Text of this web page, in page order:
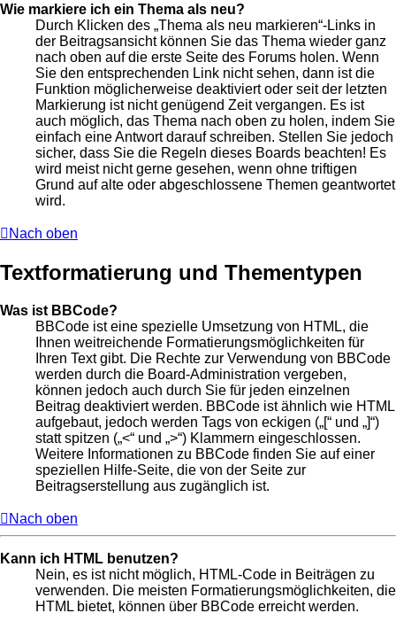
Wie markiere ich ein Thema als neu?
Durch Klicken des „Thema als neu markieren“-Links in
der Beitragsansicht können Sie das Thema wieder ganz
nach oben auf die erste Seite des Forums holen. Wenn
Sie den entsprechenden Link nicht sehen, dann ist die
Funktion möglicherweise deaktiviert oder seit der letzten
Markierung ist nicht genügend Zeit vergangen. Es ist
auch möglich, das Thema nach oben zu holen, indem Sie
einfach eine Antwort darauf schreiben. Stellen Sie jedoch
sicher, dass Sie die Regeln dieses Boards beachten! Es
wird meist nicht gerne gesehen, wenn ohne triftigen
Grund auf alte oder abgeschlossene Themen geantwortet
wird.
Nach oben
Textformatierung und Thementypen
Was ist BBCode?
BBCode ist eine spezielle Umsetzung von HTML, die
Ihnen weitreichende Formatierungsmöglichkeiten für
Ihren Text gibt. Die Rechte zur Verwendung von BBCode
werden durch die Board-Administration vergeben,
können jedoch auch durch Sie für jeden einzelnen
Beitrag deaktiviert werden. BBCode ist ähnlich wie HTML
aufgebaut, jedoch werden Tags von eckigen („[“ und „]“)
statt spitzen („<“ und „>“) Klammern eingeschlossen.
Weitere Informationen zu BBCode finden Sie auf einer
speziellen Hilfe-Seite, die von der Seite zur
Beitragserstellung aus zugänglich ist.
Nach oben
Kann ich HTML benutzen?
Nein, es ist nicht möglich, HTML-Code in Beiträgen zu
verwenden. Die meisten Formatierungsmöglichkeiten, die
HTML bietet, können über BBCode erreicht werden.